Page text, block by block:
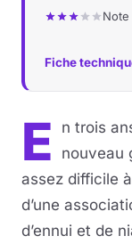
Note
Fiche
E n trois
nouveau
assez difficile
d’une
d’ennui et de